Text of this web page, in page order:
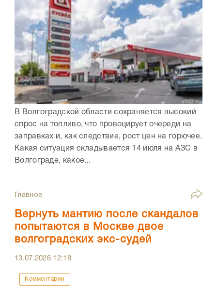
В Волгоградской области сохраняется высокий
спрос на топливо, что провоцирует очереди на
заправках и, как следствие, рост цен на горючее.
Какая ситуация складывается 14 июля на АЗС в
Волгограде, какое...
Главное
Вернуть мантию после скандалов
попытаются в Москве двое
волгоградских экс-судей
13.07.2026 12:18
Комментарии